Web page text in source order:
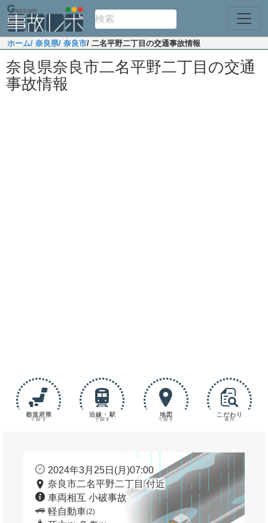
ホーム/ 奈良県/ 奈良市/ 二名平野二丁目の交通事故情報
奈良県奈良市二名平野二丁目の交通
事故情報
都道府県
で探す
沿線・駅
で探す
地図
で探す
こだわり
条件
2024年3月25日(月)07:00
奈良市二名平野二丁目 付近
車両相互 小破事故
軽自動車(2)